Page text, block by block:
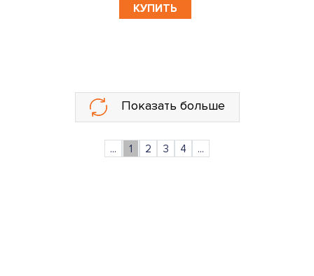
КУПИТЬ
Показать больше
... 1 2 3 4 ...